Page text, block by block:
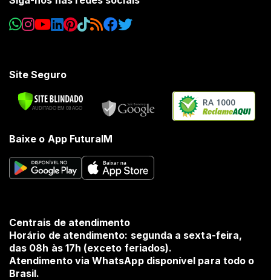
Site Seguro
RA 1000
Baixe o App FuturaIM
Centrais de atendimento
Horário de atendimento: segunda a sexta-feira,
das 08h às 17h (exceto feriados).
Atendimento via WhatsApp disponível para todo o
Brasil.